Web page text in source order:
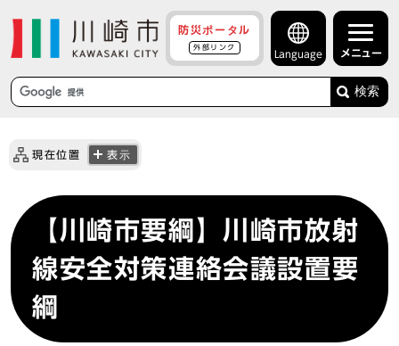
防災ポータル
外部リンク
Language メニュー
検索
現在位置 表示
【川崎市要綱】川崎市放射
線安全対策連絡会議設置要
綱